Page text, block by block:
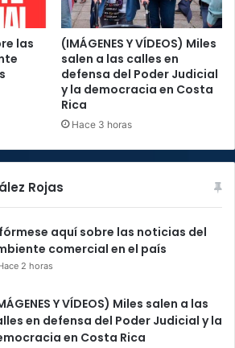
las
(IMÁGENES Y VÍDEOS) Miles
salen a las calles en
defensa del Poder Judicial
y la democracia en Costa
Rica
Hace 3 horas
Rojas
aquí sobre las noticias del
comercial en el país
2 horas
Y VÍDEOS) Miles salen a las
en defensa del Poder Judicial y la
en Costa Rica